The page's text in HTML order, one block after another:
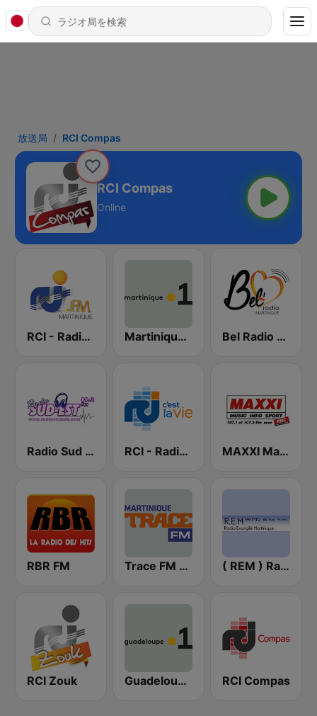
放送局 RCI Compas
RCI Compas
Online
RCI - Radio Caraïbes International Martinique Martinique la 1ère Bel Radio Martinique
Radio Sud Est RCI - Radio Caraïbes International Guadeloupe MAXXI Martinique
RBR FM Trace FM Martinique ( REM ) Radio Evangile Martinique
RCI Zouk Guadeloupe la 1ère RCI Compas